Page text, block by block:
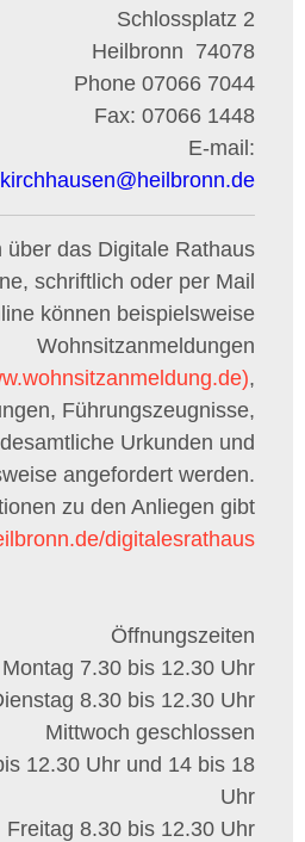
Schlossplatz 2
74078
Heilbronn
Phone 07066 7044
Fax: 07066 1448
E-mail:
@heilbronn.de
über das Digitale Rathaus
schriftlich oder per Mail
können beispielsweise
Wohnsitzanmeldungen
,
Führungszeugnisse,
Urkunden und
angefordert werden.
zu den Anliegen gibt
digitalesrathaus
Öffnungszeiten
Montag 7.30 bis 12.30 Uhr
8.30 bis 12.30 Uhr
Mittwoch geschlossen
12.30 Uhr und 14 bis 18
Uhr
Freitag 8.30 bis 12.30 Uhr